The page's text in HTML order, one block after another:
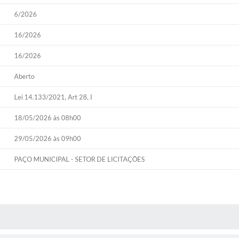
6/2026
16/2026
16/2026
Aberto
Lei 14.133/2021, Art 28, I
18/05/2026 às 08h00
29/05/2026 às 09h00
PAÇO MUNICIPAL - SETOR DE LICITAÇÕES